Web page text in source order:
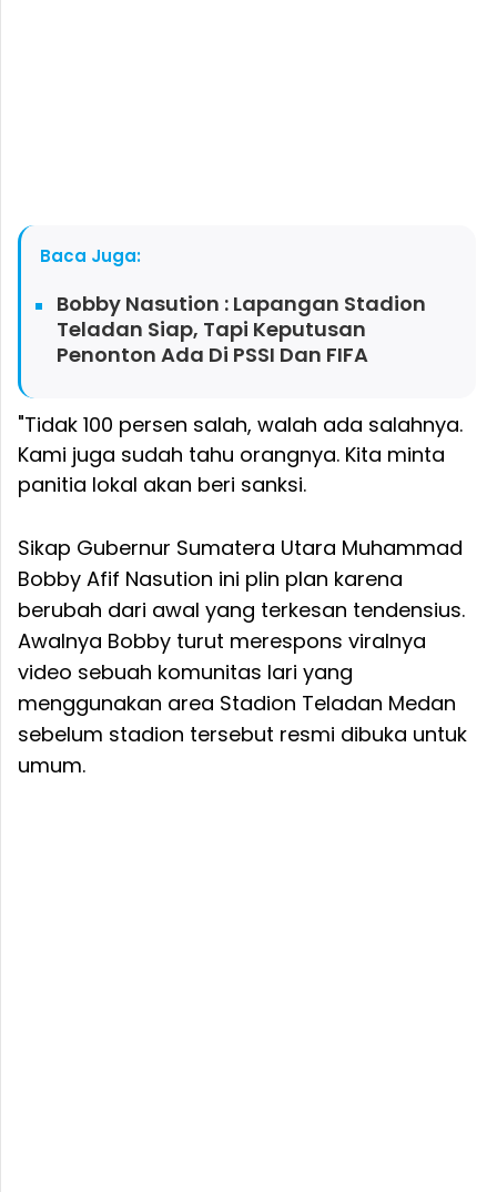
Baca Juga:
Bobby Nasution : Lapangan Stadion
Teladan Siap, Tapi Keputusan
Penonton Ada Di PSSI Dan FIFA
"Tidak 100 persen salah, walah ada salahnya.
Kami juga sudah tahu orangnya. Kita minta
panitia lokal akan beri sanksi.
Sikap Gubernur Sumatera Utara Muhammad
Bobby Afif Nasution ini plin plan karena
berubah dari awal yang terkesan tendensius.
Awalnya Bobby turut merespons viralnya
video sebuah komunitas lari yang
menggunakan area Stadion Teladan Medan
sebelum stadion tersebut resmi dibuka untuk
umum.